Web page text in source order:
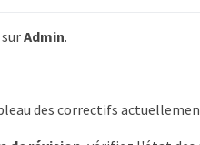
Admin.
des correctifs